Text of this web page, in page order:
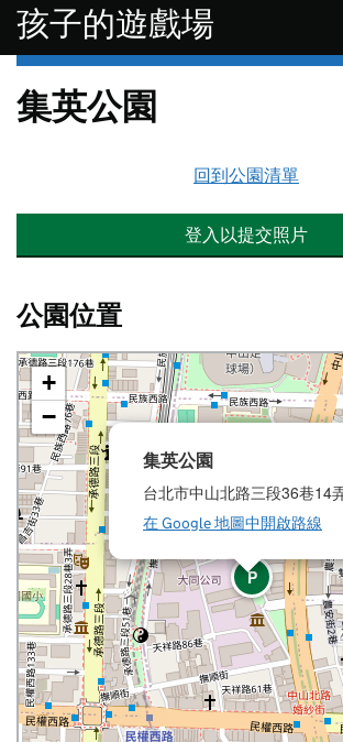
跳至主要內容
孩子的遊戲場
集英公園
回到公園清單
登入以提交照片
公園位置
P
集英公園
台北市中山北路三段36巷14
在 Google 地圖中開啟路線
+
−